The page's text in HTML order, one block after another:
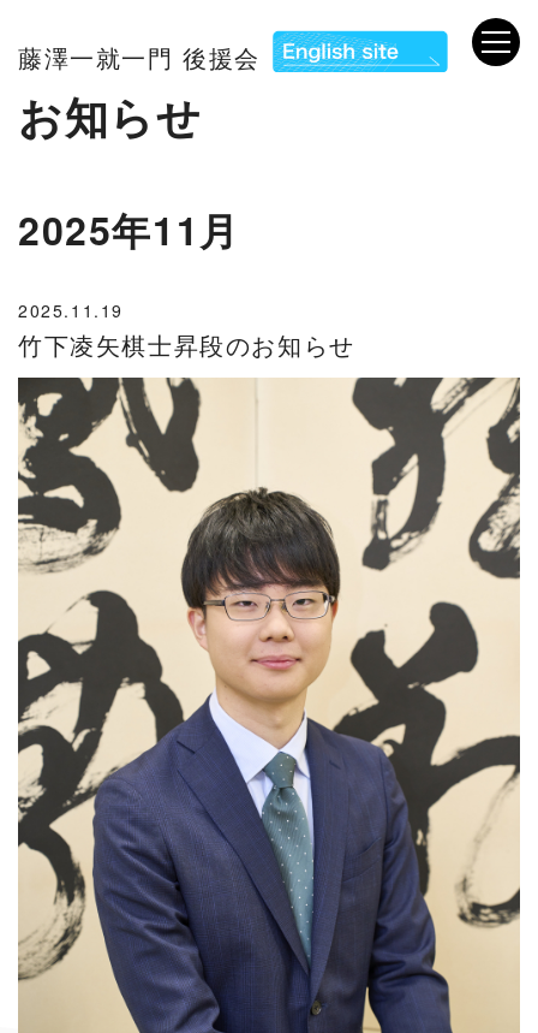
藤澤一就一門 後援会
お知らせ
2025年11月
2025.11.19
竹下凌矢棋士昇段のお知らせ